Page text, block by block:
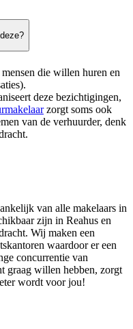
die willen huren en
deze bezichtigingen,
zorgt soms ook
van de verhuurder, denk
van alle makelaars in
zijn in Reahus en
Wij maken een
waardoor er een
concurrentie van
graag willen hebben, zorgt
wordt voor jou!